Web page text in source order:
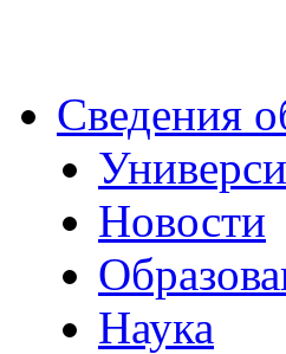
Сведения
Новости
Наука